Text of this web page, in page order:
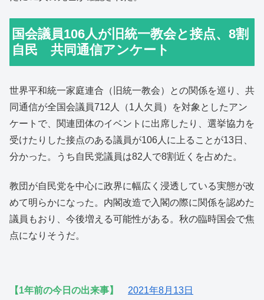
国会議員106人が旧統一教会と接点、8割
自民 共同通信アンケート
世界平和統一家庭連合（旧統一教会）との関係を巡り、共
同通信が全国会議員712人（1人欠員）を対象としたアン
ケートで、関連団体のイベントに出席したり、選挙協力を
受けたりした接点のある議員が106人に上ることが13日、
分かった。うち自民党議員は82人で8割近くを占めた。
教団が自民党を中心に政界に幅広く浸透している実態が改
めて明らかになった。内閣改造で入閣の際に関係を認めた
議員もおり、今後増える可能性がある。秋の臨時国会で焦
点になりそうだ。
【1年前の今日の出来事】 2021年8月13日